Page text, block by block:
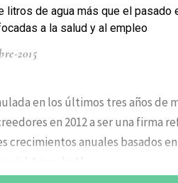
litros de agua más que el
a la salud y al empleo
2015
en los últimos tres años de
en 2012 a ser una firma
anuales basados
de Al